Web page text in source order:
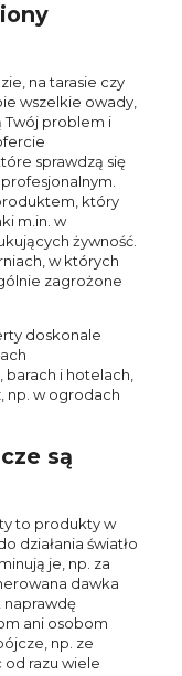
na tarasie czy
wszelkie owady,
problem i
sprawdzą się
który
m.in. w
żywność.
w których
zagrożone
doskonale
barach i hotelach,
np. w ogrodach
są
to produkty w
działania światło
je, np. za
dawka
ani osobom
, np. ze
razu wiele